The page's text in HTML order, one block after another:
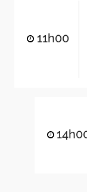
11h00